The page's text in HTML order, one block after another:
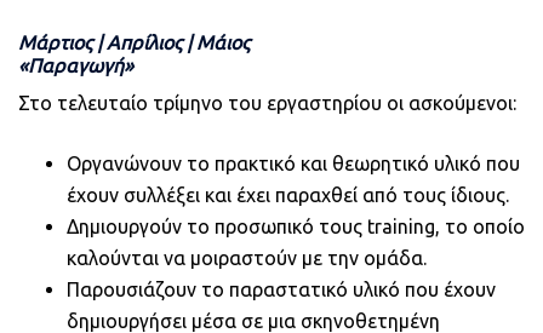
Μάρτιος ǀ Απρίλιος ǀ Μάιος
«Παραγωγή»
Στο τελευταίο τρίμηνο του εργαστηρίου οι ασκούμενοι:
Οργανώνουν το πρακτικό και θεωρητικό υλικό που
έχουν συλλέξει και έχει παραχθεί από τους ίδιους.
Δημιουργούν το προσωπικό τους training, το οποίο
καλούνται να μοιραστούν με την ομάδα.
Παρουσιάζουν το παραστατικό υλικό που έχουν
δημιουργήσει μέσα σε μια σκηνοθετημένη